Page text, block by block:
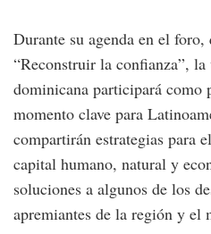
Durante su agenda en el
“Reconstruir la confianza”,
dominicana participará como
momento clave para
compartirán estrategias para
capital humano, natural y
soluciones a algunos de los
apremiantes de la región y el